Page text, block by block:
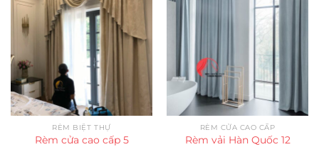
RÈM BIỆT THỰ
Rèm cửa cao cấp 5
RÈM CỬA CAO CẤP
Rèm vải Hàn Quốc 12